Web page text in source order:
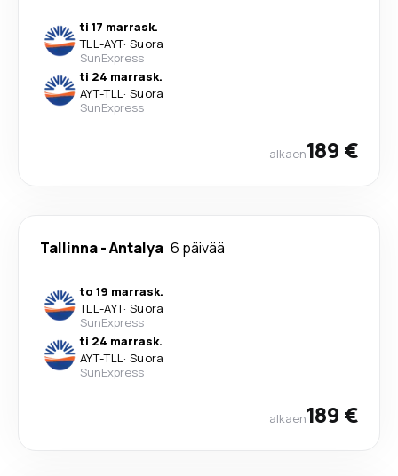
ti 17 marrask.
TLL-AYT· Suora
SunExpress
ti 24 marrask.
AYT-TLL· Suora
SunExpress
alkaen189 €
Tallinna-Antalya 6 päivää
to 19 marrask.
TLL-AYT· Suora
SunExpress
ti 24 marrask.
AYT-TLL· Suora
SunExpress
alkaen189 €